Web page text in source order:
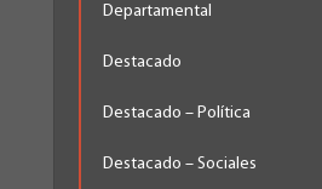
Departamental
Destacado
Destacado – Política
Destacado – Sociales